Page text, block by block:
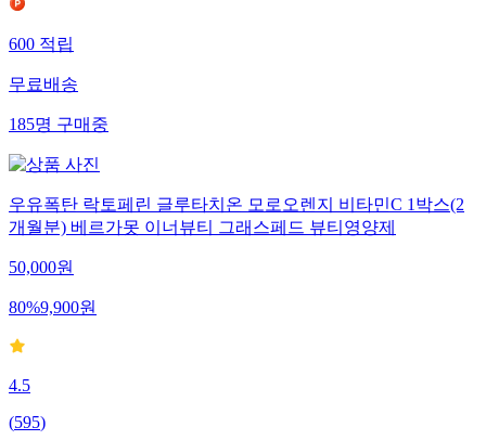
600적립
무료배송
185명구매중
우유폭탄 락토페린 글루타치온 모로오렌지 비타민C 1박스(2
개월분) 베르가못 이너뷰티 그래스페드 뷰티영양제
50,000원
80%9,900원
4.5
(595)